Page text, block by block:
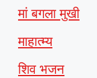
मां बगला मुखी
माहात्म्य
शिव भजन